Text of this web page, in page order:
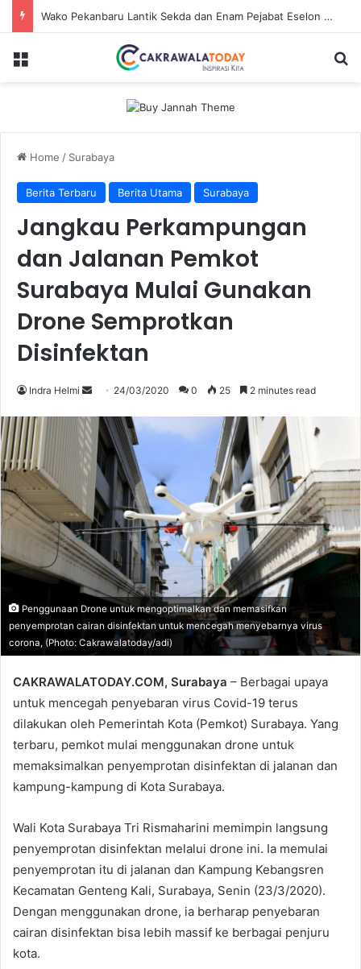
Dirut Jasa Raharja Dampingi Wamenhub Tinjau Penanganan Korban KM Mutiara Sentosa II di RS PHC Surabaya
Menu
Home / Surabaya
Berita Terbaru Berita Utama Surabaya
Jangkau Perkampungan
dan Jalanan Pemkot
Surabaya Mulai Gunakan
Drone Semprotkan
Disinfektan
Indra Helmi
Send
email
24/03/2020 0 25 2 minutes read
Penggunaan Drone untuk mengoptimalkan dan memasifkan
penyemprotan cairan disinfektan untuk mencegah menyebarnya virus
corona, (Photo: Cakrawalatoday/adi)
CAKRAWALATODAY.COM, Surabaya – Berbagai upaya
untuk mencegah penyebaran virus Covid-19 terus
dilakukan oleh Pemerintah Kota (Pemkot) Surabaya. Yang
terbaru, pemkot mulai menggunakan drone untuk
memaksimalkan penyemprotan disinfektan di jalanan dan
kampung-kampung di Kota Surabaya.
Wali Kota Surabaya Tri Rismaharini memimpin langsung
penyemprotan disinfektan melalui drone ini. Ia memulai
penyemprotan itu di jalanan dan Kampung Kebangsren
Kecamatan Genteng Kali, Surabaya, Senin (23/3/2020).
Dengan menggunakan drone, ia berharap penyebaran
cairan disinfektan bisa lebih massif ke berbagai penjuru
kota.